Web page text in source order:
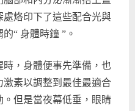
烙印下了這些配合光與
“ 身體時鐘 ”。
，身體便事先準備，也
素以調整到最佳最適合
但是當夜幕低垂，眼睛